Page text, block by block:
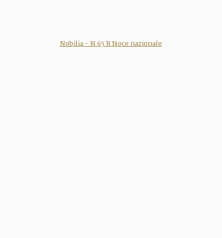
Nobilia - N 65 R Noce nazionale